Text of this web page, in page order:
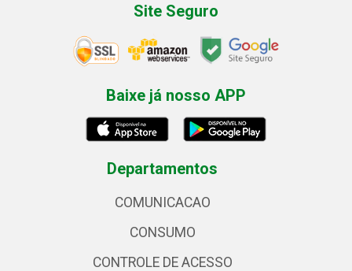
Site Seguro
Baixe já nosso APP
Departamentos
COMUNICACAO
CONSUMO
CONTROLE DE ACESSO